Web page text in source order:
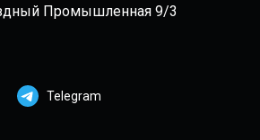
Промышленная 9/3
Telegram